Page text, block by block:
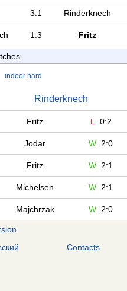
3:1 Rinderknech
1:3 Fritz
indoor hard
Rinderknech
Fritz L 0:2
Jodar W 2:0
Fritz W 2:1
Michelsen W 2:1
Majchrzak W 2:0
Contacts